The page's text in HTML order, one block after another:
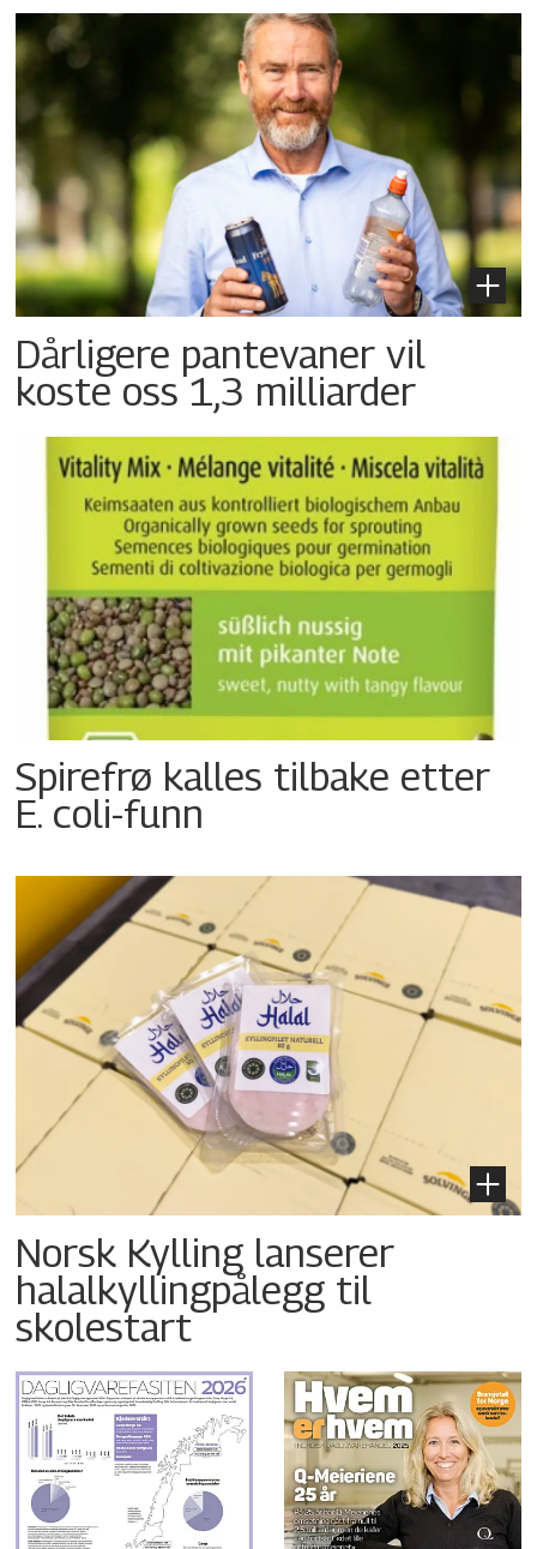
Dårligere pantevaner vil
koste oss 1,3 milliarder
Spirefrø kalles tilbake etter
E. coli-funn
Norsk Kylling lanserer
halalkyllingpålegg til
skolestart